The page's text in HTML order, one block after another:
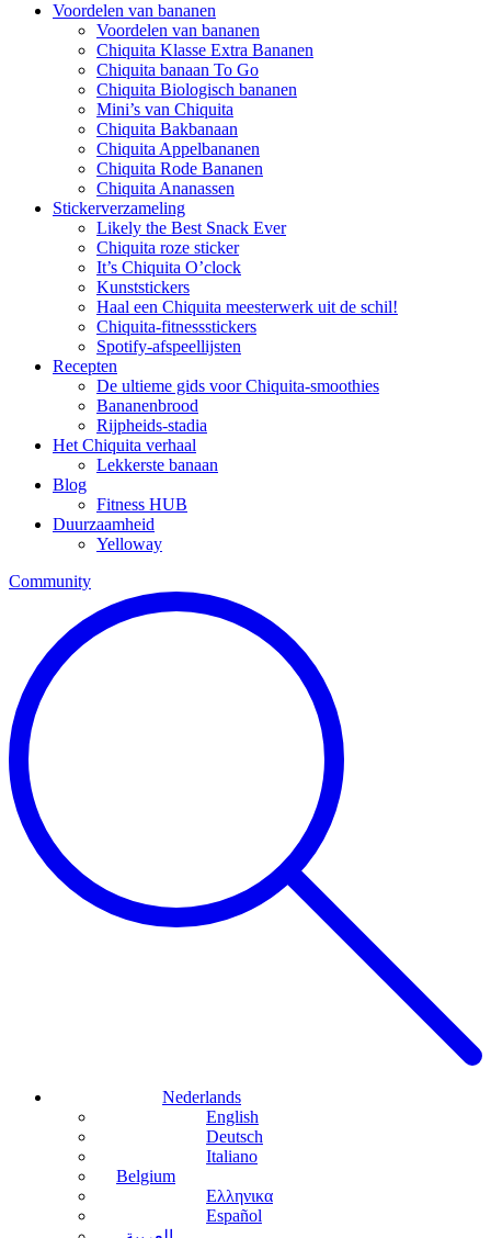
Voordelen van bananen
Voordelen van bananen
Chiquita Klasse Extra Bananen
Chiquita banaan To Go
Chiquita Biologisch bananen
Mini’s van Chiquita
Chiquita Bakbanaan
Chiquita Appelbananen
Chiquita Rode Bananen
Chiquita Ananassen
Stickerverzameling
Likely the Best Snack Ever
Chiquita roze sticker
It’s Chiquita O’clock
Kunststickers
Haal een Chiquita meesterwerk uit de schil!
Chiquita-fitnessstickers
Spotify-afspeellijsten
Recepten
De ultieme gids voor Chiquita-smoothies
Bananenbrood
Rijpheids-stadia
Het Chiquita verhaal
Lekkerste banaan
Blog
Fitness HUB
Duurzaamheid
Yelloway
Community
Nederlands
English
Deutsch
Italiano
Belgium
Ελληνικα
Español